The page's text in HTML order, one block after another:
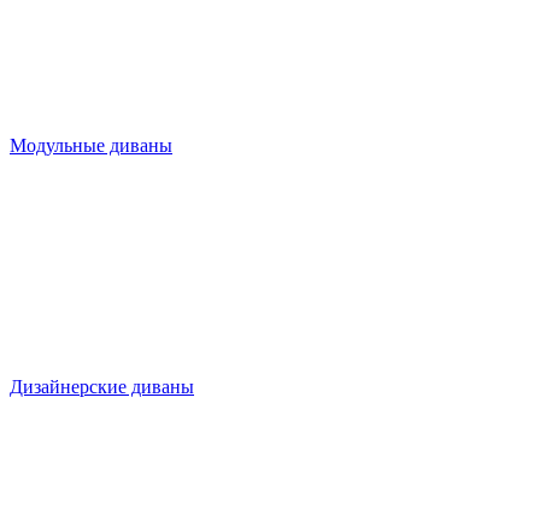
Модульные диваны
Дизайнерские диваны